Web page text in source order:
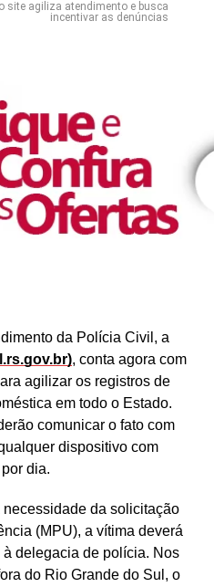
site agiliza atendimento e busca
incentivar as denúncias
da Polícia Civil, a
, conta agora com
agilizar os registros de
em todo o Estado.
comunicar o fato com
dispositivo com
dia.
da solicitação
(MPU), a vítima deverá
delegacia de polícia. Nos
do Rio Grande do Sul, o